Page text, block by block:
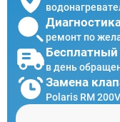
ремонт по
в день
Замена
Polaris RM